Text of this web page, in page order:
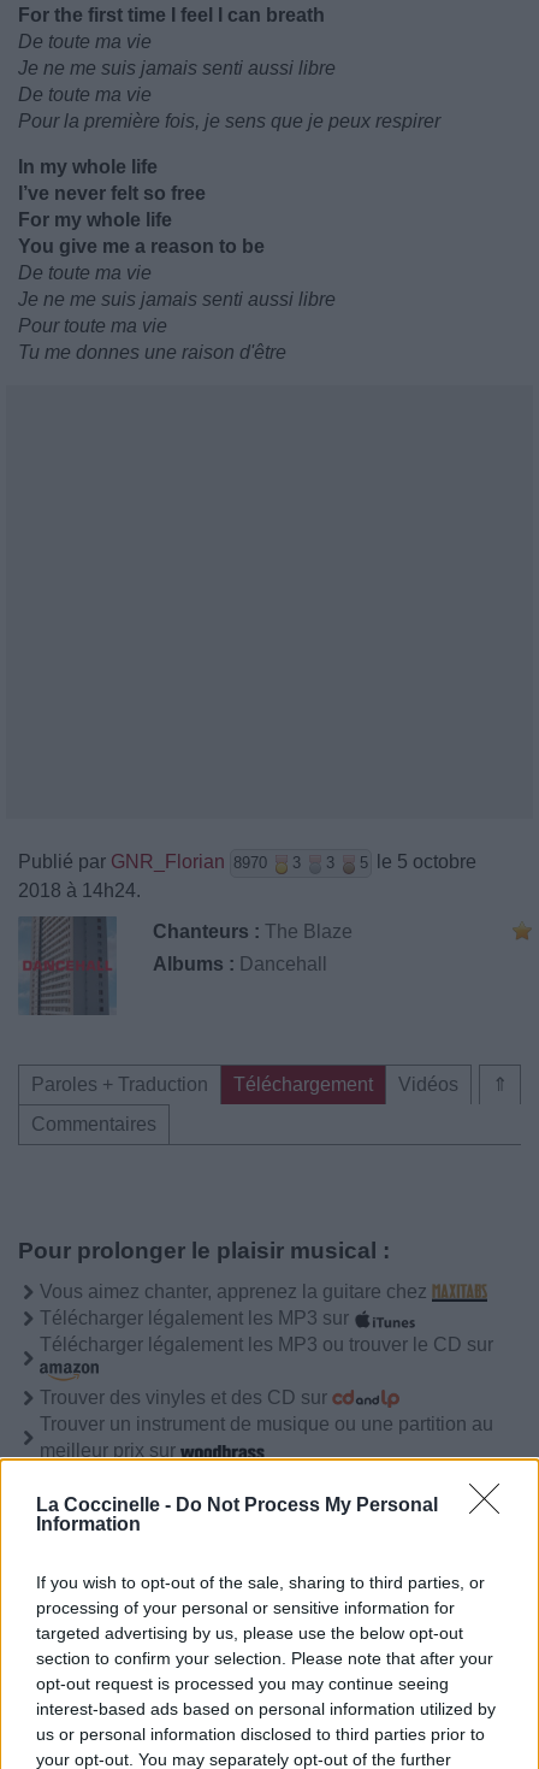
La Coccinelle - Do Not Process My Personal
Information
If you wish to opt-out of the sale, sharing to third parties, or
processing of your personal or sensitive information for
targeted advertising by us, please use the below opt-out
section to confirm your selection. Please note that after your
opt-out request is processed you may continue seeing
interest-based ads based on personal information utilized by
us or personal information disclosed to third parties prior to
your opt-out. You may separately opt-out of the further
For the first time I feel I can breath
De toute ma vie
Je ne me suis jamais senti aussi libre
De toute ma vie
Pour la première fois, je sens que je peux respirer
In my whole life
I’ve never felt so free
For my whole life
You give me a reason to be
De toute ma vie
Je ne me suis jamais senti aussi libre
Pour toute ma vie
Tu me donnes une raison d'être
Publié par GNR_Florian 8970 3 3 5
le 5 octobre
2018 à 14h24.
Chanteurs : The Blaze
Albums : Dancehall
⇑
Paroles + Traduction Téléchargement
Vidéos
Commentaires
Pour prolonger le plaisir musical :
Vous aimez chanter, apprenez la guitare chez
Télécharger légalement les MP3 sur
Télécharger légalement les MP3 ou trouver le CD sur
Trouver des vinyles et des CD sur
Trouver un instrument de musique ou une partition au
meilleur prix sur
Paroles + Traduction
Commentaires
Voir la vidéo de «Breath»